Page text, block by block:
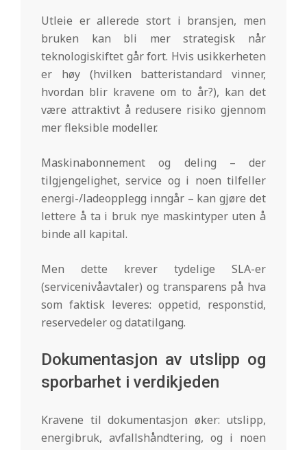
Utleie er allerede stort i bransjen, men
bruken kan bli mer strategisk når
teknologiskiftet går fort. Hvis usikkerheten
er høy (hvilken batteristandard vinner,
hvordan blir kravene om to år?), kan det
være attraktivt å redusere risiko gjennom
mer fleksible modeller.
Maskinabonnement og deling – der
tilgjengelighet, service og i noen tilfeller
energi-/ladeopplegg inngår – kan gjøre det
lettere å ta i bruk nye maskintyper uten å
binde all kapital.
Men dette krever tydelige SLA-er
(servicenivåavtaler) og transparens på hva
som faktisk leveres: oppetid, responstid,
reservedeler og datatilgang.
Dokumentasjon av utslipp og
sporbarhet i verdikjeden
Kravene til dokumentasjon øker: utslipp,
energibruk, avfallshåndtering, og i noen